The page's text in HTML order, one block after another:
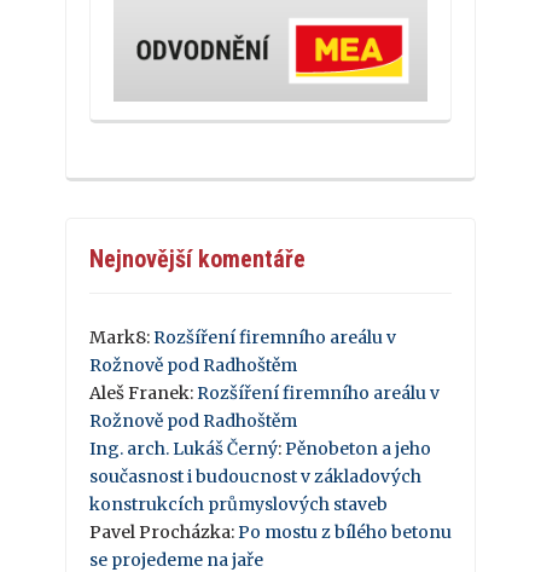
Nejnovější komentáře
Mark8: Rozšíření firemního areálu v
Rožnově pod Radhoštěm
Aleš Franek: Rozšíření firemního areálu v
Rožnově pod Radhoštěm
Ing. arch. Lukáš Černý: Pěnobeton a jeho
současnost i budoucnost v základových
konstrukcích průmyslových staveb
Pavel Procházka: Po mostu z bílého betonu
se projedeme na jaře